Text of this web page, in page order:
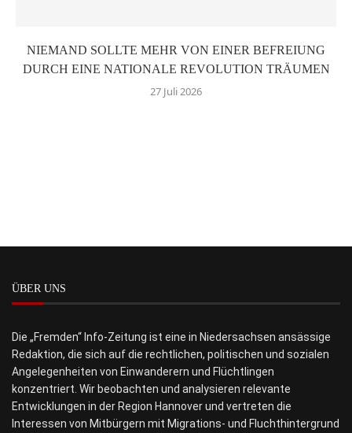
NIEMAND SOLLTE MEHR VON EINER BEFREIUNG
DURCH EINE NATIONALE REVOLUTION TRÄUMEN
27 Juli 2026
ÜBER UNS
Die „Fremden“ Info-Zeitung ist eine in Niedersachsen ansässige
Redaktion, die sich auf die rechtlichen, politischen und sozialen
Angelegenheiten von Einwanderern und Flüchtlingen
konzentriert. Wir beobachten und analysieren relevante
Entwicklungen in der Region Hannover und vertreten die
Interessen von Mitbürgern mit Migrations- und Fluchthintergrund